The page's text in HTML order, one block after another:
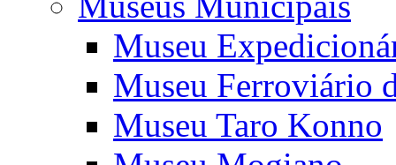
Museu
Museu Ferroviário
Museu Taro Konno